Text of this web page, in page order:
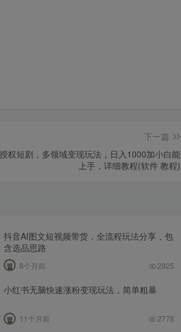
下一篇
权短剧，多领域变现玩法，日入1000加小白能
上手，详细教程(软件 教程)
抖音AI图文短视频带货，全流程玩法分享，包
含选品思路
8个月前 2925
小红书无脑快速涨粉变现玩法，简单粗暴
11个月前 2778